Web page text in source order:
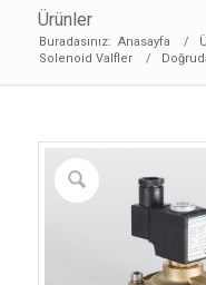
Ürünler
Buradasınız: Anasayfa /
Solenoid Valfler
/